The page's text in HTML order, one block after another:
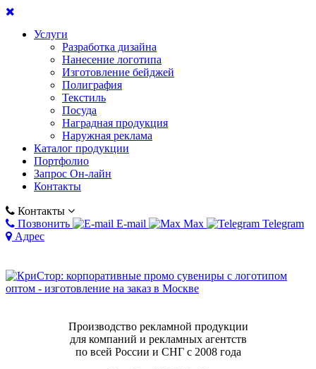
Услуги
Разработка дизайна
Нанесение логотипа
Изготовление бейджей
Полиграфия
Текстиль
Посуда
Наградная продукция
Наружная реклама
Каталог продукции
Портфолио
Запрос Он-лайн
Контакты
Контакты
Позвонить
E-mail Max
Telegram
Адрес
Производство рекламной продукции
для компаний и рекламных агентств
по всей России и СНГ с 2008 года